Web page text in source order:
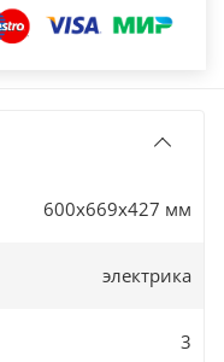
600x669x427 мм
электрика
3